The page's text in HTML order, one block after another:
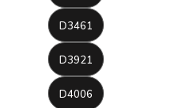
D3461
D3921
D4006